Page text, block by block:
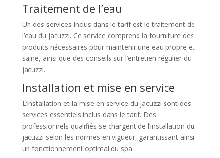
Traitement de l’eau
Un des services inclus dans le tarif est le traitement de
l’eau du jacuzzi. Ce service comprend la fourniture des
produits nécessaires pour maintenir une eau propre et
saine, ainsi que des conseils sur l’entretien régulier du
jacuzzi.
Installation et mise en service
L’installation et la mise en service du jacuzzi sont des
services essentiels inclus dans le tarif. Des
professionnels qualifiés se chargent de l’installation du
jacuzzi selon les normes en vigueur, garantissant ainsi
un fonctionnement optimal du spa.